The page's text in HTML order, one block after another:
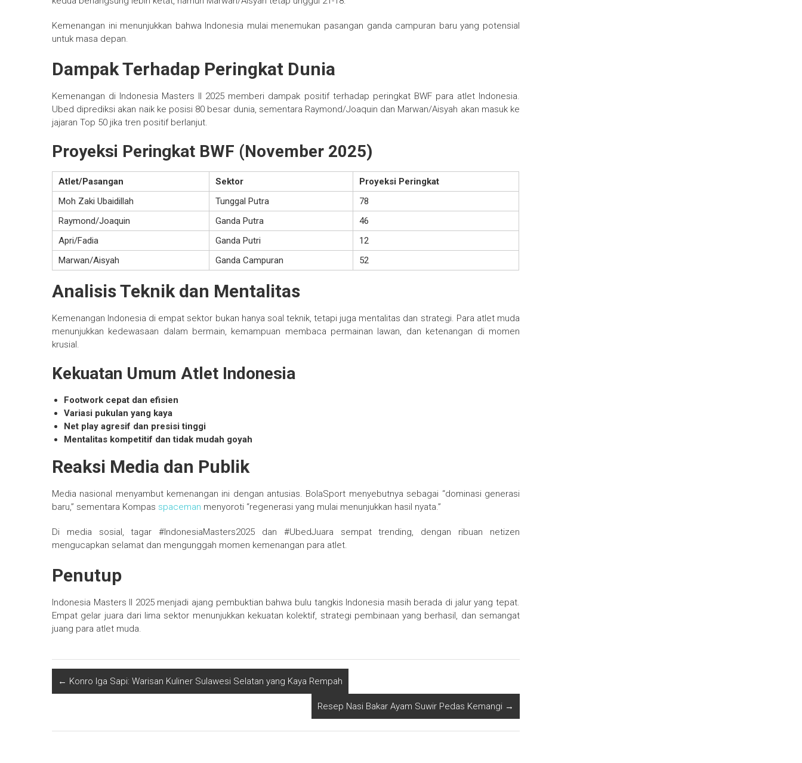
Kemenangan ini menunjukkan bahwa Indonesia mulai menemukan pasangan ganda campuran baru yang potensial
untuk masa depan.
Dampak Terhadap Peringkat Dunia
Kemenangan di Indonesia Masters II 2025 memberi dampak positif terhadap peringkat BWF para atlet Indonesia.
Ubed diprediksi akan naik ke posisi 80 besar dunia, sementara Raymond/Joaquin dan Marwan/Aisyah akan masuk ke
jajaran Top 50 jika tren positif berlanjut.
Proyeksi Peringkat BWF (November 2025)
Atlet/Pasangan Sektor
Proyeksi Peringkat
Moh Zaki Ubaidillah
Tunggal Putra
78
Raymond/Joaquin
Ganda Putra
46
Apri/Fadia
Ganda Putri
12
Marwan/Aisyah
Ganda Campuran 52
Analisis Teknik dan Mentalitas
Kemenangan Indonesia di empat sektor bukan hanya soal teknik, tetapi juga mentalitas dan strategi. Para atlet muda
menunjukkan kedewasaan dalam bermain, kemampuan membaca permainan lawan, dan ketenangan di momen
krusial.
Kekuatan Umum Atlet Indonesia
Footwork cepat dan efisien
Variasi pukulan yang kaya
Net play agresif dan presisi tinggi
Mentalitas kompetitif dan tidak mudah goyah
Reaksi Media dan Publik
Media nasional menyambut kemenangan ini dengan antusias. BolaSport menyebutnya sebagai “dominasi generasi
baru,” sementara Kompas spaceman menyoroti “regenerasi yang mulai menunjukkan hasil nyata.”
Di media sosial, tagar #IndonesiaMasters2025 dan #UbedJuara sempat trending, dengan ribuan netizen
mengucapkan selamat dan mengunggah momen kemenangan para atlet.
Penutup
Indonesia Masters II 2025 menjadi ajang pembuktian bahwa bulu tangkis Indonesia masih berada di jalur yang tepat.
Empat gelar juara dari lima sektor menunjukkan kekuatan kolektif, strategi pembinaan yang berhasil, dan semangat
juang para atlet muda.
← Konro Iga Sapi: Warisan Kuliner Sulawesi Selatan yang Kaya Rempah
Resep Nasi Bakar Ayam Suwir Pedas Kemangi →